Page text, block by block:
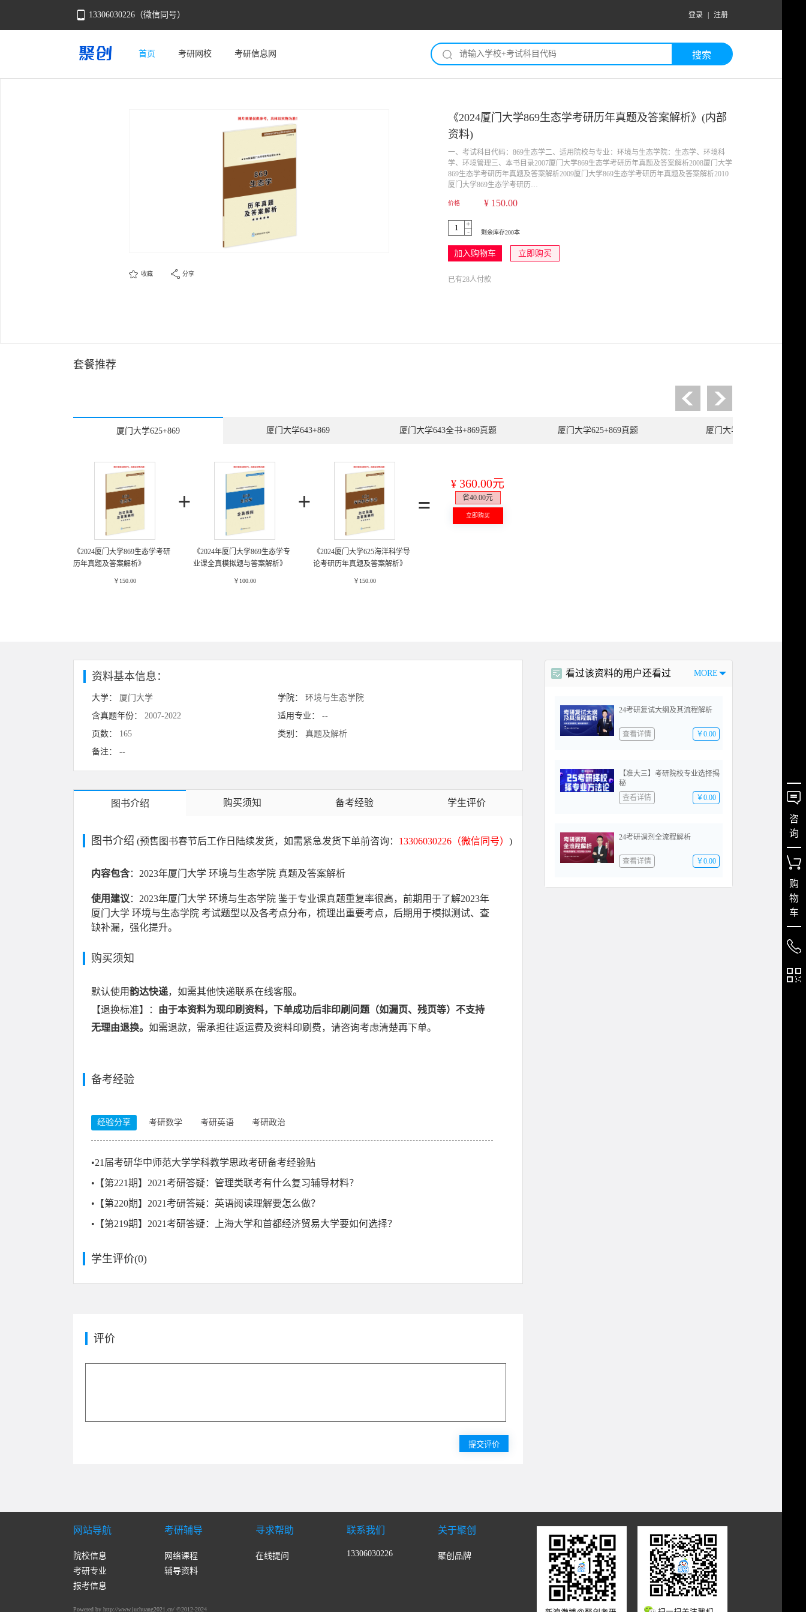
13306030226（微信同号） 登录 注册
首页 考研网校 考研信息网
收藏 分享
《2024厦门大学869生态学考研历年真题及答案解析》(内部
资料)
一、考试科目代码：869生态学二、适用院校与专业：环境与生态学院：生态学、环境科
学、环境管理三、本书目录2007厦门大学869生态学考研历年真题及答案解析2008厦门大学
869生态学考研历年真题及答案解析2009厦门大学869生态学考研历年真题及答案解析2010
厦门大学869生态学考研历…
价格 ¥ 150.00
剩余库存200本
加入购物车 立即购买
已有28人付款
套餐推荐
厦门大学625+869 厦门大学643+869 厦门大学643全书+869真题 厦门大学625+869真题 厦门大学869真题+模拟
《2024厦门大学869生态学考研
历年真题及答案解析》
￥150.00
《2024年厦门大学869生态学专
业课全真模拟题与答案解析》
￥100.00
《2024厦门大学625海洋科学导
论考研历年真题及答案解析》
￥150.00
¥ 360.00元
省40.00元
立即购买
资料基本信息：
大学： 厦门大学 学院：
环境与生态学院
含真题年份：
2007-2022 适用专业：
--
页数：
165 类别：
真题及解析
备注：
--
图书介绍 购买须知 备考经验 学生评价
图书介绍 (预售图书春节后工作日陆续发货，如需紧急发货下单前咨询： 13306030226（微信同号） )
内容包含：2023年厦门大学 环境与生态学院 真题及答案解析
使用建议 ：2023年厦门大学 环境与生态学院 鉴于专业课真题重复率很高，前期用于了解2023年
厦门大学 环境与生态学院 考试题型以及各考点分布，梳理出重要考点，后期用于模拟测试、查
缺补漏，强化提升。
购买须知
默认使用韵达快递，如需其他快递联系在线客服。
【退换标准】： 由于本资料为现印刷资料，下单成功后非印刷问题（如漏页、残页等）不支持
无理由退换。 如需退款，需承担往返运费及资料印刷费，请咨询考虑清楚再下单。
备考经验
经验分享 考研数学 考研英语 考研政治
•21届考研华中师范大学学科教学思政考研备考经验贴
• 【第221期】2021考研答疑：管理类联考有什么复习辅导材料？
• 【第220期】2021考研答疑：英语阅读理解要怎么做？
• 【第219期】2021考研答疑：上海大学和首都经济贸易大学要如何选择？
学生评价(0)
评价
看过该资料的用户还看过 MORE
24考研复试大纲及其流程解析
查看详情 ￥0.00
【准大三】考研院校专业选择揭
秘
查看详情
￥0.00
24考研调剂全流程解析
查看详情 ￥0.00
网站导航 考研辅导 寻求帮助 联系我们 关于聚创
院校信息
考研专业
报考信息
网络课程
辅导资料
在线提问 13306030226 聚创品牌
Powered by http://www.juchuang2021.cn/ ©2012-2024
咨
询
购
物
车